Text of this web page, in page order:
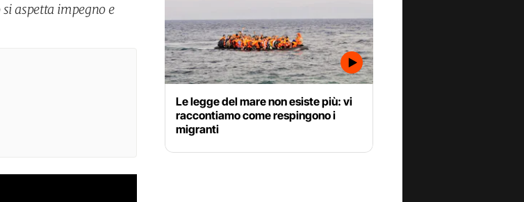
aspetta impegno e
Le legge del mare non esiste più: vi
raccontiamo come respingono i
migranti